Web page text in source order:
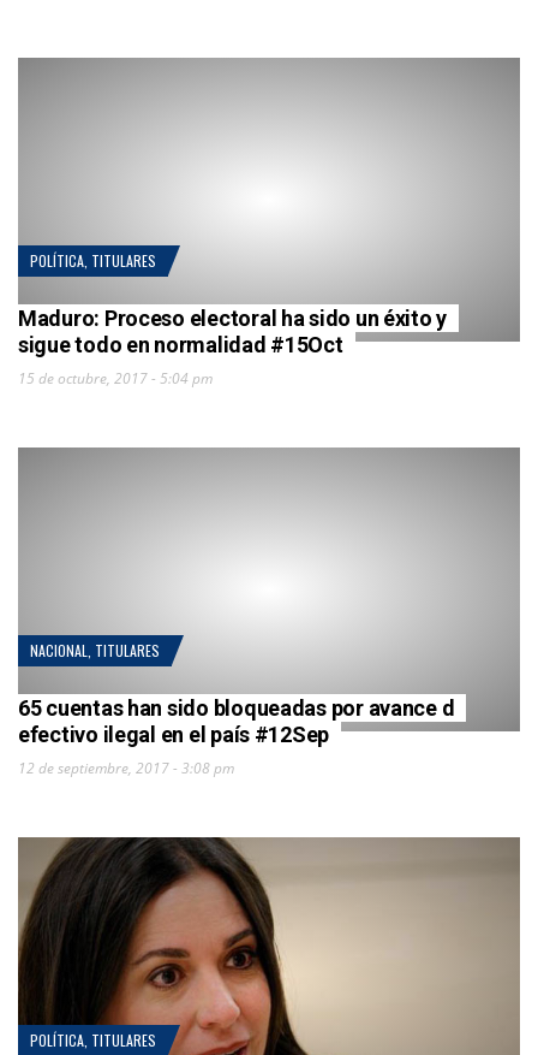
POLÍTICA TITULARES
Maduro: Proceso electoral ha sido un éxito y
sigue todo en normalidad #15Oct
15 de octubre, 2017 - 5:04 pm
NACIONAL TITULARES
65 cuentas han sido bloqueadas por avance d
efectivo ilegal en el país #12Sep
12 de septiembre, 2017 - 3:08 pm
POLÍTICA TITULARES